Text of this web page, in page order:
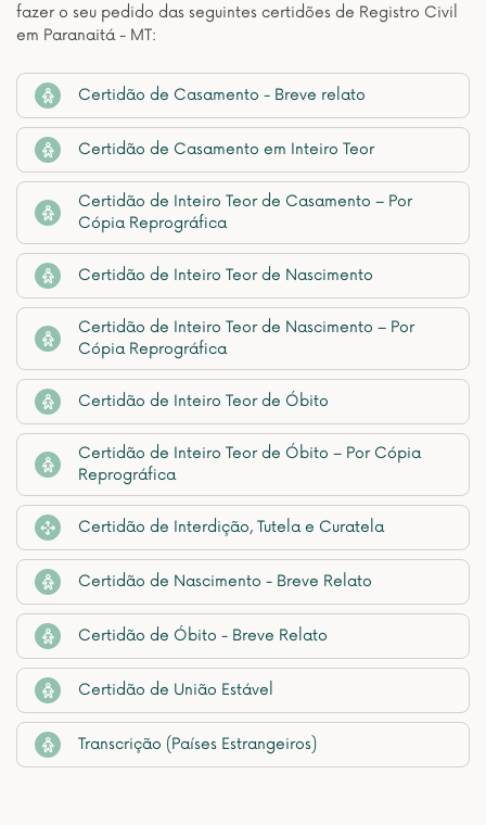
fazer o seu pedido das seguintes certidões de Registro Civil
em Paranaitá - MT:
Certidão de Casamento - Breve relato
Certidão de Casamento em Inteiro Teor
Certidão de Inteiro Teor de Casamento – Por
Cópia Reprográfica
Certidão de Inteiro Teor de Nascimento
Certidão de Inteiro Teor de Nascimento – Por
Cópia Reprográfica
Certidão de Inteiro Teor de Óbito
Certidão de Inteiro Teor de Óbito – Por Cópia
Reprográfica
Certidão de Interdição, Tutela e Curatela
Certidão de Nascimento - Breve Relato
Certidão de Óbito - Breve Relato
Certidão de União Estável
Transcrição (Países Estrangeiros)